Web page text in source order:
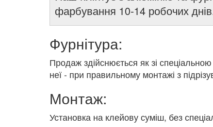
фарбування 10-14 робочих
Фурнітура:
Продаж здійснюється як зі
неї - при правильному монтажі з
Монтаж:
Установка на клейову суміш, без